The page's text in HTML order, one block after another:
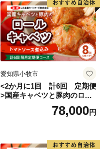
愛知県小牧市
<2か月に1回 計6回 定期便
>国産キャベツと豚肉のロー
ルキャベツ（4P入り）
78,000円